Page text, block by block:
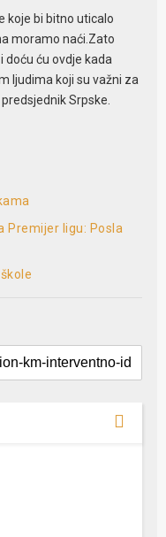
koje bi bitno uticalo
moramo naći.Zato
doću ću ovdje kada
ljudima koji su važni za
Srpske.
Premijer ligu: Posla